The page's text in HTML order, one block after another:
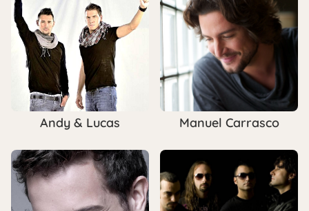
Andy & Lucas Manuel Carrasco